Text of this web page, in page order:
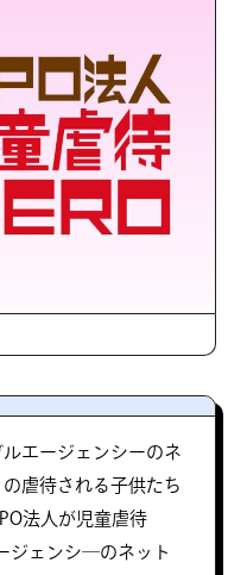
エージェンシーのネ
虐待される子供たち
法人が児童虐待
ジェンシ―のネット